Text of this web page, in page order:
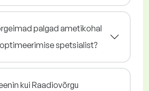
palgad ametikohal
spetsialist?
kui Raadiovõrgu